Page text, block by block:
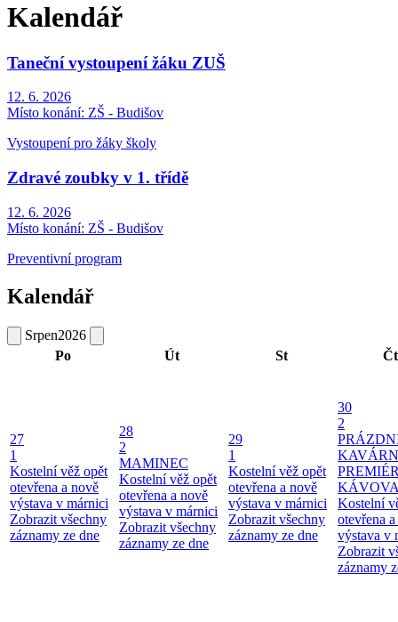
Kalendář
Taneční vystoupení žáku ZUŠ
12. 6. 2026
Místo konání: ZŠ - Budišov
Vystoupení pro žáky školy
Zdravé zoubky v 1. třídě
12. 6. 2026
Místo konání: ZŠ - Budišov
Preventivní program
Kalendář
Srpen2026
Po
Út St Čt
27
1
Kostelní věž opět
otevřena a nově
výstava v márnici
Zobrazit všechny
záznamy ze dne
28
2
MAMINEC
Kostelní věž opět
otevřena a nově
výstava v márnici
Zobrazit všechny
záznamy ze dne
29
1
Kostelní věž opět
otevřena a nově
výstava v márnici
Zobrazit všechny
záznamy ze dne
30
2
Kostelní
otevřena
výstava v
Zobrazit
záznamy